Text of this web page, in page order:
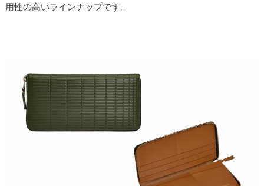
用性の高いラインナップです。